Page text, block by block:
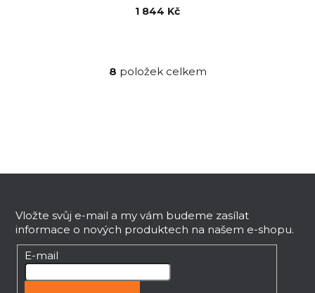
1 844 Kč
O
c
r
v
k
y
v
8 položek celkem
Vložte svůj e-mail a my vám budeme zasílat
informace o nových produktech na našem e-shopu.
E-mail